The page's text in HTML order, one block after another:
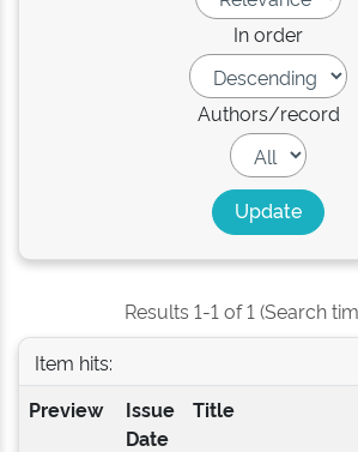
In order
Authors/record
Results 1-1 of 1 (Search
Item hits:
Preview
Issue
Date
Title